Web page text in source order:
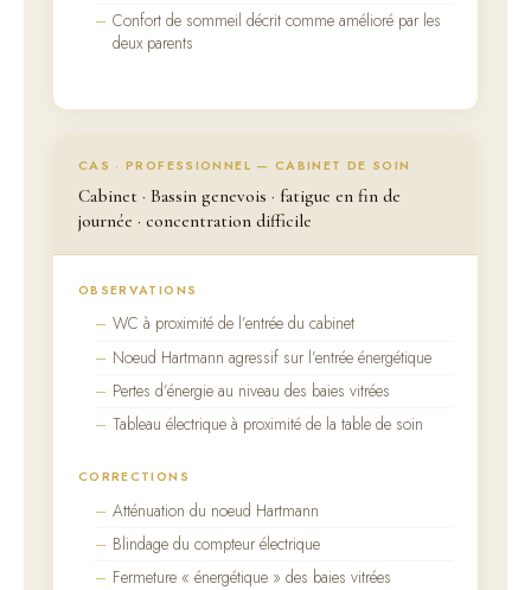
Confort de sommeil décrit comme amélioré par les
deux parents
CAS · PROFESSIONNEL — CABINET DE SOIN
Cabinet · Bassin genevois · fatigue en fin de
journée · concentration difficile
OBSERVATIONS
WC à proximité de l’entrée du cabinet
Noeud Hartmann agressif sur l’entrée énergétique
Pertes d’énergie au niveau des baies vitrées
Tableau électrique à proximité de la table de soin
CORRECTIONS
Atténuation du noeud Hartmann
Blindage du compteur électrique
Fermeture « énergétique » des baies vitrées